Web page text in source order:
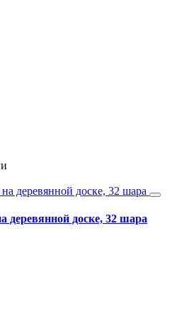
доске, 32 шара